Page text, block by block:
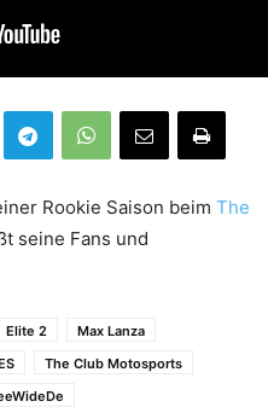
Rookie Saison beim The
seine Fans und
Elite 2
Max Lanza
The Club Motosports